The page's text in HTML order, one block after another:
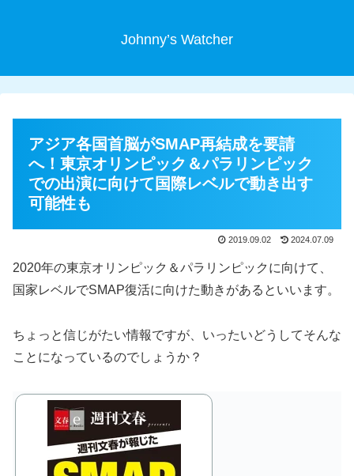
Johnny’s Watcher
アジア各国首脳がSMAP再結成を要請
へ！東京オリンピック＆パラリンピック
での出演に向けて国際レベルで動き出す
可能性も
2019.09.02 2024.07.09
2020年の東京オリンピック＆パラリンピックに向けて、
国家レベルでSMAP復活に向けた動きがあるといいます。
ちょっと信じがたい情報ですが、いったいどうしてそんな
ことになっているのでしょうか？